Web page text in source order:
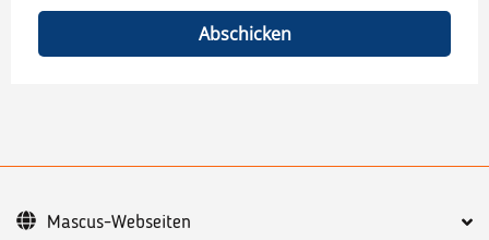
Abschicken
Mascus-Webseiten